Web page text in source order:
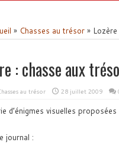
» Chasses au trésor »
: chasse aux
au trésor 28 juillet 2009
d’énigmes visuelles
journal :